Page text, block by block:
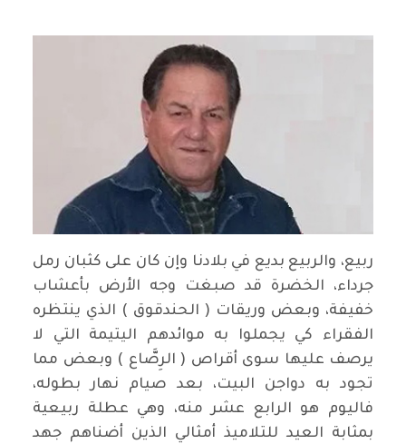
ربيع، والربيع بديع في بلادنا وإن كان على كثبان رمل
جرداء، الخضرة قد صبغت وجه الأرض بأعشاب
خفيفة، وبعض وريقات ( الحندقوق ) الذي ينتظره
الفقراء كي يجملوا به موائدهم اليتيمة التي لا
يرصف عليها سوى أقراص ( الرِصَّاع ) وبعض مما
تجود به دواجن البيت، بعد صيام نهار بطوله،
فاليوم هو الرابع عشر منه، وهي عطلة ربيعية
بمثابة العيد للتلاميذ أمثالي الذين أضناهم جهد